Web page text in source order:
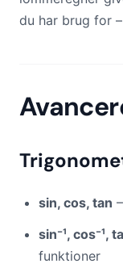
du har brug for
sin, cos, tan
sin⁻¹, cos⁻¹,
funktioner